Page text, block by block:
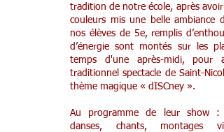
tradition de notre école, après avoir
couleurs mis une belle ambiance
nos élèves de 5e, remplis
d’énergie sont montés sur les
temps d'une après-midi, pour
traditionnel spectacle de Saint-
thème magique « dISCney ».
Au programme de leur show :
danses, chants, montages